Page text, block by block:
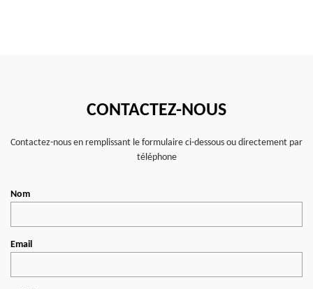
CONTACTEZ-NOUS
Contactez-nous en remplissant le formulaire ci-dessous ou directement par
téléphone
Nom
Email